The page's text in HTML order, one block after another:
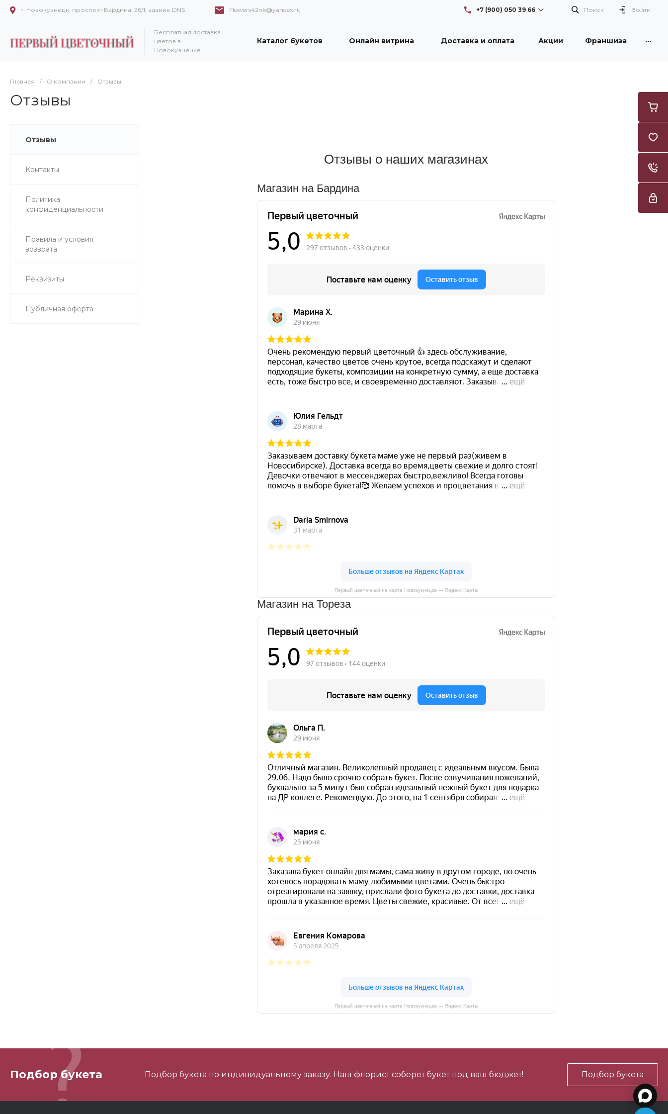
г. Новокузнецк, проспект Бардина, 26/1, здание DNS Flowers42nk@yandex.ru +7 (900) 050 39 66 Поиск Войти
Бесплатная доставка
цветов в
Новокузнецке
Каталог букетов Онлайн витрина Доставка и оплата Акции Франшиза ...
Главная / О компании / Отзывы
Отзывы
Отзывы
Контакты
Политика
конфиденциальности
Правила и условия
возврата
Реквизиты
Публичная оферта
Отзывы о наших магазинах
Магазин на Бардина
Первый цветочный на карте Новокузнецка — Яндекс Карты
Магазин на Тореза
Первый цветочный на карте Новокузнецка — Яндекс Карты
Подбор букета Подбор букета по индивидуальному заказу. Наш флорист соберет букет под ваш бюджет! Подбор букета